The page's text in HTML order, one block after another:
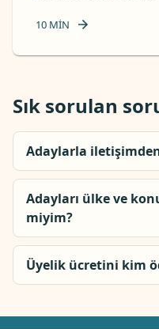
10 MIN
Sık sorulan
Adaylarla
Adayları ülke ve
miyim?
Üyelik ücretini kim